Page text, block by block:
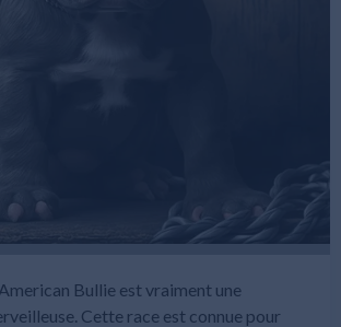
Bullie est vraiment une
Cette race est connue pour